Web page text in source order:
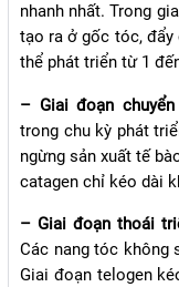
nhanh nhất. Trong
tạo ra ở gốc tóc, đẩy
thể phát triển từ 1
– Giai đoạn
trong chu kỳ phát
ngừng sản xuất tế
catagen chỉ kéo dài
– Giai đoạn thoái
Các nang tóc không
Giai đoạn telogen